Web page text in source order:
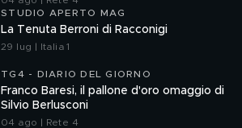
STUDIO APERTO MAG
La Tenuta Berroni di Racconigi
29 lug | Italia 1
TG4 - DIARIO DEL GIORNO
Franco Baresi, il pallone d'oro omaggio di
Silvio Berlusconi
04 ago | Rete 4